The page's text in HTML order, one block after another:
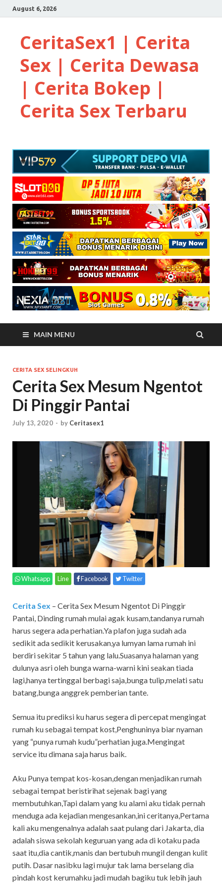
August 6, 2026
CeritaSex1 | Cerita
Sex | Cerita Dewasa
| Cerita Bokep |
Cerita Sex Terbaru
MAIN MENU
CERITA SEX SELINGKUH
Cerita Sex Mesum Ngentot
Di Pinggir Pantai
July 13, 2020 - by Ceritasex1
Whatsapp Line Facebook Twitter
Cerita Sex – Cerita Sex Mesum Ngentot Di Pinggir
Pantai, Dinding rumah mulai agak kusam,tandanya rumah
harus segera ada perhatian.Ya plafon juga sudah ada
sedikit ada sedikit kerusakan,ya lumyan lama rumah ini
berdiri sekitar 5 tahun yang lalu.Suasanya halaman yang
dulunya asri oleh bunga warna-warni kini seakan tiada
lagi,hanya tertinggal berbagi saja,bunga tulip,melati satu
batang,bunga anggrek pemberian tante.
Semua itu prediksi ku harus segera di percepat mengingat
rumah ku sebagai tempat kost,Penghuninya biar nyaman
yang “punya rumah kudu”perhatian juga.Mengingat
service itu dimana saja harus baik.
Aku Punya tempat kos-kosan,dengan menjadikan rumah
sebagai tempat beristirihat sejenak bagi yang
membutuhkan,Tapi dalam yang ku alami aku tidak pernah
menduga ada kejadian mengesankan,ini ceritanya,Pertama
kali aku mengenalnya adalah saat pulang dari Jakarta, dia
adalah siswa sekolah keguruan yang ada di kotaku pada
saat itu,dia cantik,manis dan bertubuh mungil dengan kulit
putih. Dasar nasibku lagi mujur tak lama berselang dia
pindah kost kerumahku jadi mudah bagiku tuk lebih jauh